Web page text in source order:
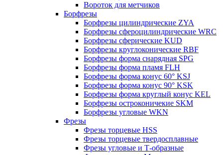
Вороток для метчиков
Борфрезы
Борфрезы цилиндрические ZYA
Борфрезы сфероцилиндрические WRC
Борфрезы сферические KUD
Борфрезы круглоконические RBF
Борфрезы форма снарядная SPG
Борфрезы форма пламя FLH
Борфрезы форма конус 60° KSJ
Борфрезы форма конус 90° KSK
Борфрезы форма круглый конус KEL
Борфрезы остроконичекие SKM
Борфрезы угловые WKN
Фрезы
Фрезы торцевые HSS
Фрезы торцевые твердосплавные
Фрезы угловые и Т-образные